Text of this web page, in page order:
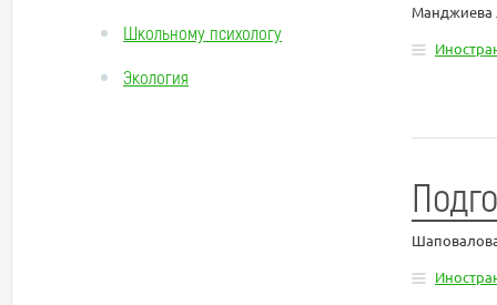
Школьному психологу
Экология
Манджиева